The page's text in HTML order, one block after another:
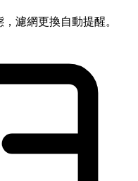
濾網更換自動提醒。